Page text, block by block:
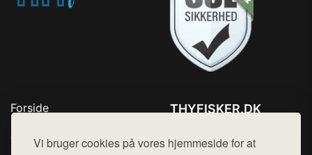
Vi bruger cookies på vores hjemmeside for at
Forside
Top Rabatter
THYFISKER.DK